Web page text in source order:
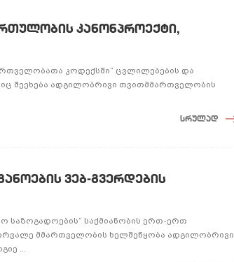
კანონპროექტი,
კოდექსში“ ცვლილებების და
შეეხება ადგილობრივი თვითმმართველობის
სრულად
ვებ-გვერდების
საზოგადოების“ საქმიანობის ერთ-ერთ
მმართველობის ხელშეწყობა ადგილობრივი
...